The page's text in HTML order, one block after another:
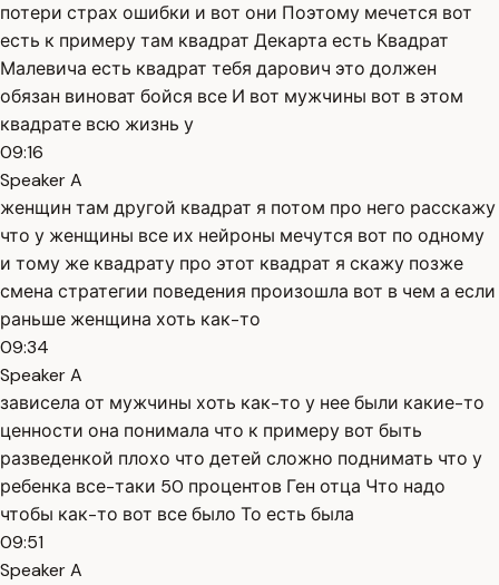
потери страх ошибки и вот они Поэтому мечется вот
есть к примеру там квадрат Декарта есть Квадрат
Малевича есть квадрат тебя дарович это должен
обязан виноват бойся все И вот мужчины вот в этом
квадрате всю жизнь у
09:16
Speaker A
женщин там другой квадрат я потом про него расскажу
что у женщины все их нейроны мечутся вот по одному
и тому же квадрату про этот квадрат я скажу позже
смена стратегии поведения произошла вот в чем а если
раньше женщина хоть как-то
09:34
Speaker A
зависела от мужчины хоть как-то у нее были какие-то
ценности она понимала что к примеру вот быть
разведенкой плохо что детей сложно поднимать что у
ребенка все-таки 50 процентов Ген отца Что надо
чтобы как-то вот все было То есть была
09:51
Speaker A